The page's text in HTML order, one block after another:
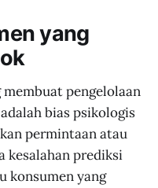
yang
pengelolaan
bias psikologis
permintaan atau
kesalahan prediksi
konsumen yang